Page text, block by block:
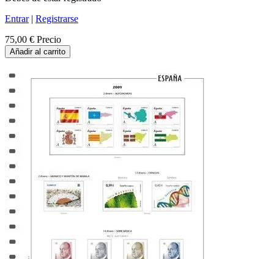
Entrar| Registrarse
75,00 € Precio
Añadir al carrito